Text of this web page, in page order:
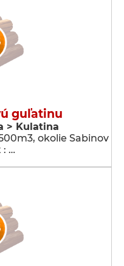
guľatinu
> Kulatina
okolie Sabinov
: …